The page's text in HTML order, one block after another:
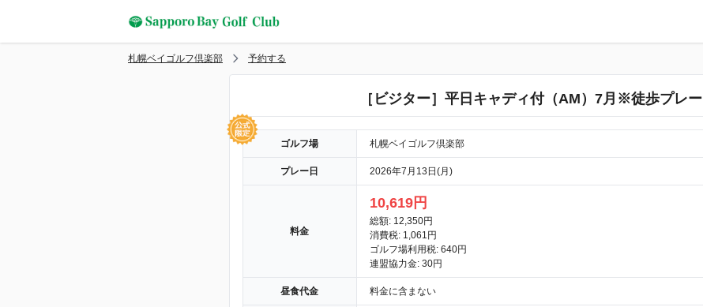
札幌ベイゴルフ倶楽部 予約する
［ビジター］平日キャディ付（AM）7月※徒歩プレー
ゴルフ場 札幌ベイゴルフ倶楽部
プレー日 2026年7月13日(月)
料金
10,619円
総額: 12,350円
消費税: 1,061円
ゴルフ場利用税: 640円
連盟協力金: 30円
昼食代金 料金に含まない